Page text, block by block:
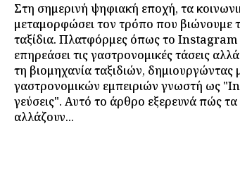
Στη σημερινή ψηφιακή εποχή, τα
μεταμορφώσει τον τρόπο που βιώνουμε
ταξίδια. Πλατφόρμες όπως το Instagram
επηρεάσει τις γαστρονομικές τάσεις
τη βιομηχανία ταξιδιών, δημιουργώντας
γαστρονομικών εμπειριών γνωστή ως
γεύσεις". Αυτό το άρθρο εξερευνά πώς τα
αλλάζουν...